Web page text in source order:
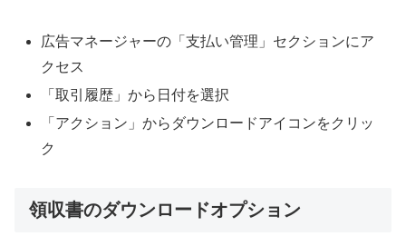
広告マネージャーの「支払い管理」セクションにア
クセス
「取引履歴」から日付を選択
「アクション」からダウンロードアイコンをクリッ
ク
領収書のダウンロードオプション